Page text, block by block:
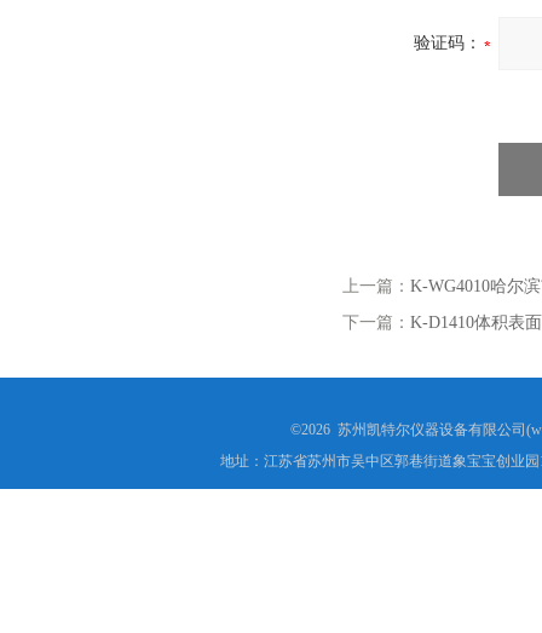
验证码：
上一篇： K-WG4010哈尔
下一篇： K-D1410体积表
©2026 苏州凯特尔仪器设备有限公司
地址：江苏省苏州市吴中区郭巷街道象宝宝创业